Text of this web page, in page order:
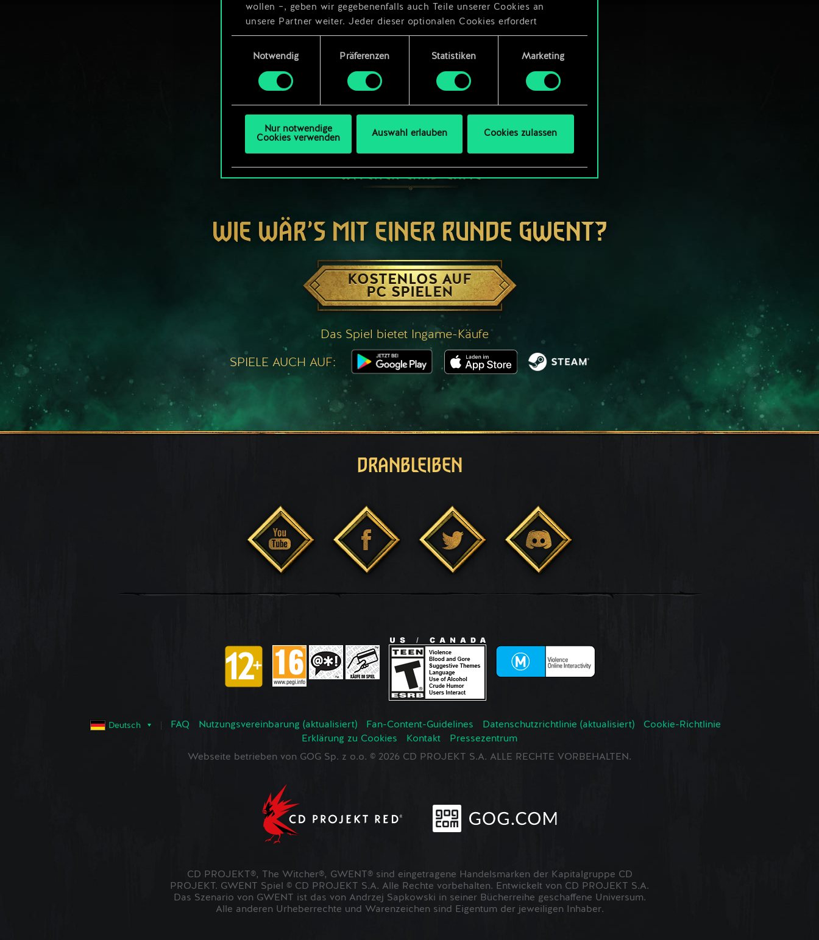
wollen –, geben wir gegebenenfalls auch Teile unserer Cookies an
unsere Partner weiter. Jeder dieser optionalen Cookies erfordert
allerdings deine Zustimmung.
„Einstellungen“, wo du, falls gewünscht, auch alle Einstellungen rund
Notwendig
Präferenzen Statistiken Marketing
Nur notwendige
Cookies verwenden
Auswahl erlauben Cookies zulassen
WIE WÄR’S MIT EINER RUNDE GWENT?
KOSTENLOS AUF
PC SPIELEN
Das Spiel bietet Ingame-Käufe
SPIELE AUCH AUF:
DRANBLEIBEN
Deutsch FAQ Nutzungsvereinbarung (aktualisiert) Fan-Content-Guidelines Datenschutzrichtlinie (aktualisiert)
Cookie-Richtlinie
Erklärung zu Cookies
Kontakt
Pressezentrum
Webseite betrieben von GOG Sp. z o.o. © 2026 CD PROJEKT S.A. ALLE RECHTE VORBEHALTEN.
CD PROJEKT®, The Witcher®, GWENT® sind eingetragene Handelsmarken der Kapitalgruppe CD
PROJEKT. GWENT Spiel © CD PROJEKT S.A. Alle Rechte vorbehalten. Entwickelt von CD PROJEKT S.A.
Das Szenario von GWENT ist das von Andrzej Sapkowski in seiner Bücherreihe geschaffene Universum.
Alle anderen Urheberrechte und Warenzeichen sind Eigentum der jeweiligen Inhaber.